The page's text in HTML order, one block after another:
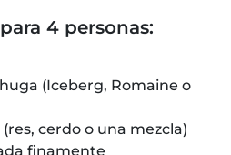
4 personas:
(Iceberg, Romaine o
cerdo o una mezcla)
finamente